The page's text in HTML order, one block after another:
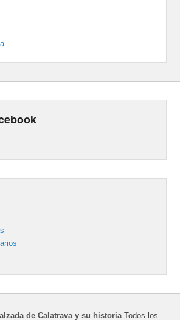
de Calatrava y su historiaTodos los